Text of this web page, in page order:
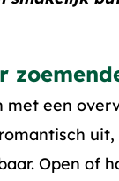
met een
Open of